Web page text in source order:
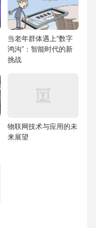
当老年群体遇上“数字
鸿沟”：智能时代的新
挑战
物联网技术与应用的未
来展望